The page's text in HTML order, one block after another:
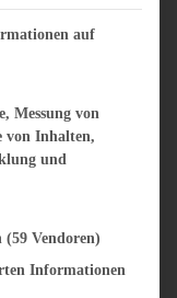
Transparency and Consent
auf
Messung von
von Inhalten,
und
(59 Vendoren)
Informationen